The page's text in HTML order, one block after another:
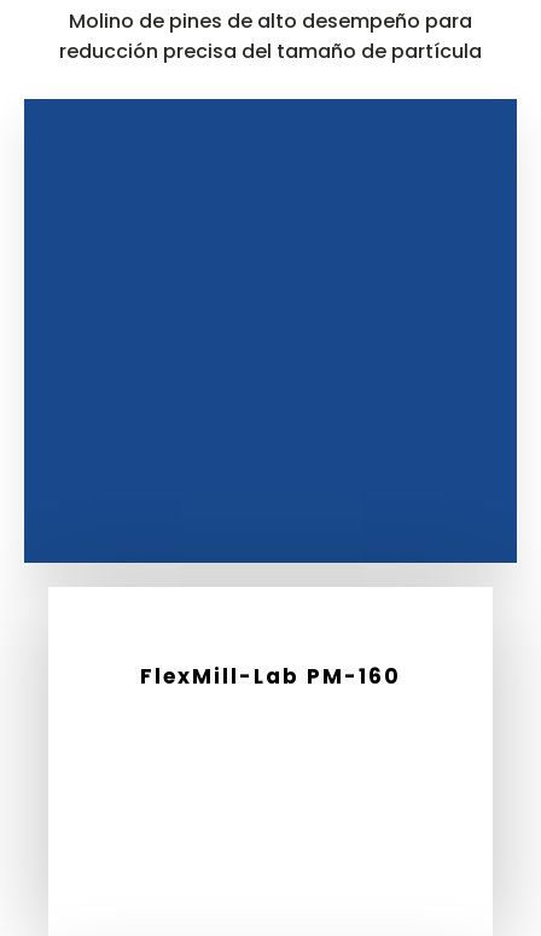
Molino de pines de alto desempeño para
reducción precisa del tamaño de partícula
FlexMill-Lab PM-160